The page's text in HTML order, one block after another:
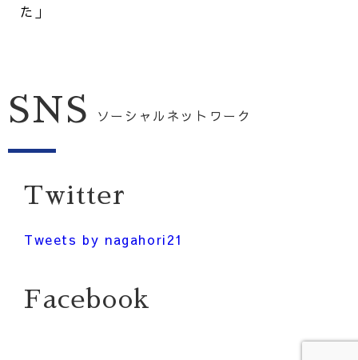
た」
SNS ソーシャルネットワーク
Twitter
Tweets by nagahori21
Facebook